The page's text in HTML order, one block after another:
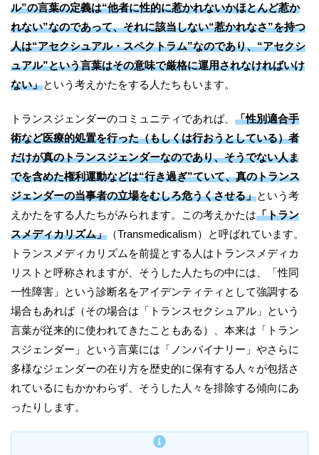
ル”の言葉の定義は“他者に性的に惹かれないかほとんど惹か
れない”なのであって、それに該当しない“惹かれなさ”を持つ
人は“アセクシュアル・スペクトラム”なのであり、“アセクシ
ュアル”という言葉はその意味で厳格に運用されなければいけ
ない」という考えかたをする人たちもいます。
トランスジェンダーのコミュニティであれば、 「性別適合手
術など医療的処置を行った（もしくは行おうとしている）者
だけが真のトランスジェンダーなのであり、そうでない人ま
でを含めた権利運動などは“行き過ぎ”ていて、真のトランス
ジェンダーの当事者の立場をむしろ危うくさせる」という考
えかたをする人たちがみられます。この考えかたは「トラン
スメディカリズム」 （Transmedicalism）と呼ばれています。
トランスメディカリズムを前提とする人はトランスメディカ
リストと呼称されますが、そうした人たちの中には、「性同
一性障害」という診断名をアイデンティティとして強調する
場合もあれば（その場合は「トランスセクシュアル」という
言葉が従来的に使われてきたこともある）、本来は「トラン
スジェンダー」という言葉には「ノンバイナリー」やさらに
多様なジェンダーの在り方を歴史的に保有する人々が包括さ
れているにもかかわらず、そうした人々を排除する傾向にあ
ったりします。